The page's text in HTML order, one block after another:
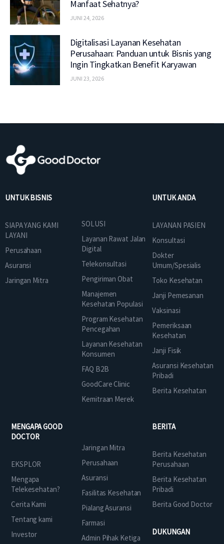
Manfaat Sehatnya?
JUNI 24, 2026
Digitalisasi Layanan Kesehatan
Perusahaan: Panduan untuk Bisnis yang
Ingin Tingkatkan Benefit Karyawan
JUNI 23, 2026
UNTUK BISNIS
SIAPA YANG KAMI
LAYANI
Perusahaan
Asuransi
Jaringan Mitra
SOLUSI
Layanan Rawat Jalan
Digital
Telekonsultasi
Pengiriman Obat
Manajemen
Kesehatan Populasi
Program Kesehatan
Pencegahan
Layanan Kesehatan
Konsumen
FAQ B2B
GoodCare Clinic
Kemitraan Merek
UNTUK ANDA
LAYANAN PASIEN
Konsultasi
Dokter
Umum/Spesialis
Toko Kesehatan
Janji Pemesanan
Vaksinasi
Pemeriksaan
Kesehatan
Janji Fisik
Asuransi Kesehatan
Pribadi
Berita Kesehatan
MENGAPA GOOD
DOCTOR
EKSPLOR
Mengapa
Telekesehatan?
Cerita Kami
Tentang kami
Investor
Jaringan Mitra
Perusahaan
Asuransi
Fasilitas Kesehatan
Pialang Asuransi
Farmasi
Admin Pihak Ketiga
BERITA
Berita Kesehatan
Perusahaan
Berita Kesehatan
Pribadi
Berita Good Doctor
DUKUNGAN